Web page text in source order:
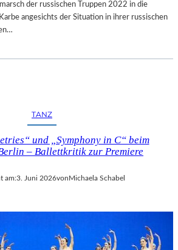
der russischen Truppen 2022 in die
angesichts der Situation in ihrer russischen
TANZ
und „Symphony in C“ beim
– Ballettkritik zur Premiere
am:3. Juni 2026von Michaela Schabel